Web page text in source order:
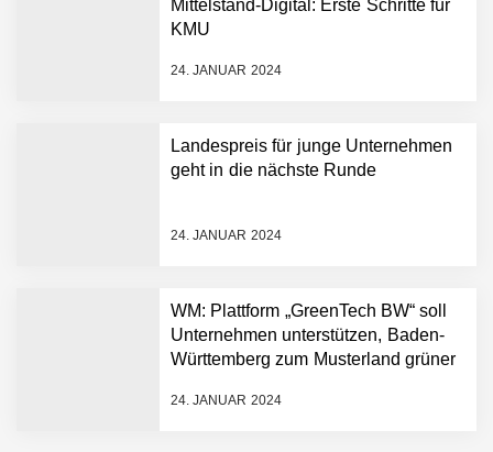
Mittelstand-Digital: Erste Schritte für
KMU
24. JANUAR 2024
Landespreis für junge Unternehmen
geht in die nächste Runde
24. JANUAR 2024
WM: Plattform „GreenTech BW“ soll
Unternehmen unterstützen, Baden-
Württemberg zum Musterland grüner
24. JANUAR 2024
Simulationsdienstleistung in
FiniteNow ermöglicht
Entwicklungsprozesse
Pyck im Employer Portrait
Maximilian Mack von Pyck